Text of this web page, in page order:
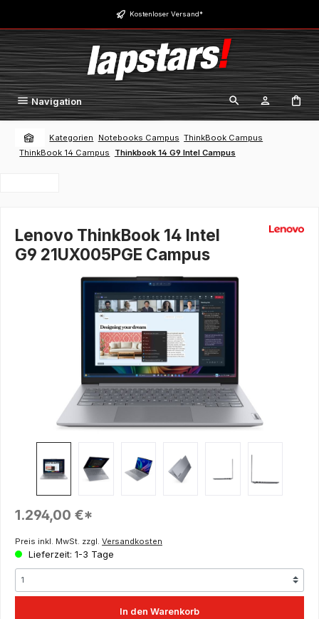
Zum Hauptinhalt springen Kostenloser Versand*
Navigation
Kategorien Notebooks Campus ThinkBook Campus
ThinkBook 14 Campus
Thinkbook 14 G9 Intel Campus
Lenovo ThinkBook 14 Intel
G9 21UX005PGE Campus
Bildergalerie überspringen
Regulärer Preis:
1.294,00 €*
Preis inkl. MwSt. zzgl. Versandkosten
Lieferzeit: 1-3 Tage
In den Warenkorb